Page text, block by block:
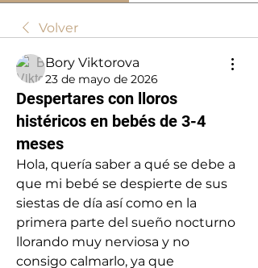
Volver
Bory Viktorova
23 de mayo de 2026
Despertares con lloros
histéricos en bebés de 3-4
meses
Hola, quería saber a qué se debe a
que mi bebé se despierte de sus
siestas de día así como en la
primera parte del sueño nocturno
llorando muy nerviosa y no
consigo calmarlo, ya que